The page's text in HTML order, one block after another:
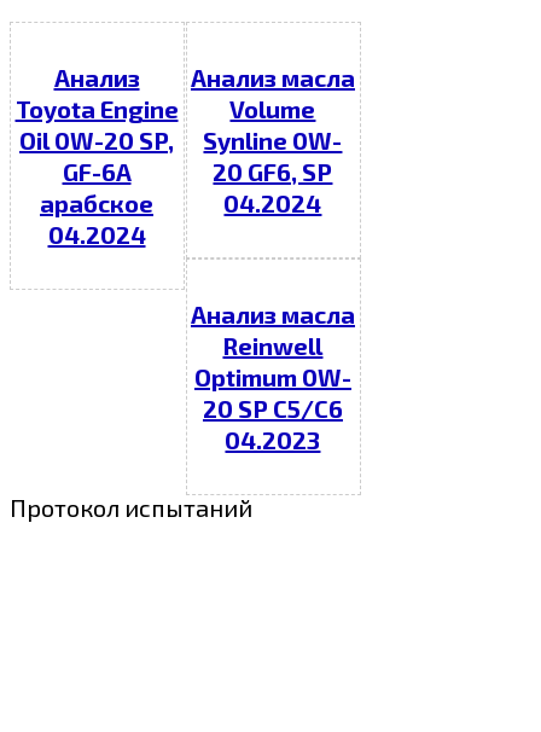
Анализ
Toyota Engine
Oil 0W-20 SP,
GF-6A
арабское
04.2024
Анализ масла
Volume
Synline 0W-
20 GF6, SP
04.2024
Анализ масла
Reinwell
Optimum 0W-
20 SP C5/C6
04.2023
Протокол испытаний